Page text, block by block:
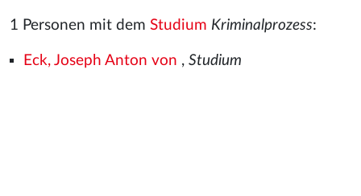
1 Personen mit dem Studium Kriminalprozess:
Eck, Joseph Anton von , Studium